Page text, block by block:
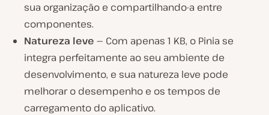
sua organização e compartilhando-a entre
componentes.
Natureza leve — Com apenas 1 KB, o Pinia se
integra perfeitamente ao seu ambiente de
desenvolvimento, e sua natureza leve pode
melhorar o desempenho e os tempos de
carregamento do aplicativo.